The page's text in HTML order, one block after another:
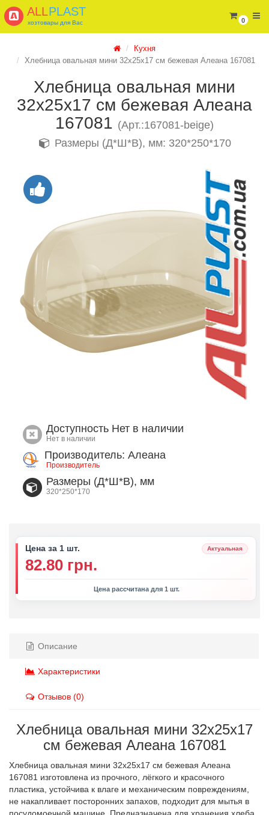
0
ALLPLAST
хозтовары для Вас
Кухня
Хлебница овальная мини 32х25х17 см бежевая Алеана 167081
Хлебница овальная мини
32х25х17 см бежевая Алеана
167081 (Арт.:167081-beige)
Размеры (Д*Ш*В), мм: 320*250*170
Доступность Нет в наличии
Нет в наличии
Производитель: Алеана
Производитель
Размеры (Д*Ш*В), мм
320*250*170
Цена за 1 шт. Актуальная
82.80 грн.
Цена рассчитана для 1 шт.
Описание
Характеристики
Отзывов (0)
Хлебница овальная мини 32х25х17
см бежевая Алеана 167081
Хлебница овальная мини 32х25х17 см бежевая Алеана
167081 изготовлена из прочного, лёгкого и красочного
пластика, устойчива к влаге и механическим повреждениям,
не накапливает посторонних запахов, подходит для мытья в